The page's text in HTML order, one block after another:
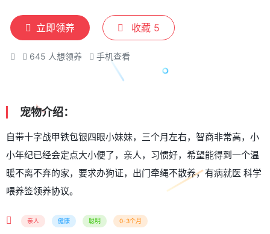
立即领养 收藏 5
645 人想领养 手机查看
宠物介绍：
自带十字战甲铁包银四眼小妹妹，三个月左右，智商非常高，小
小年纪已经会定点大小便了，亲人，习惯好，希望能得到一个温
暖不离不弃的家，要求办狗证，出门牵绳不散养，有病就医 科学
喂养签领养协议。
亲人 健康 聪明 0-3个月